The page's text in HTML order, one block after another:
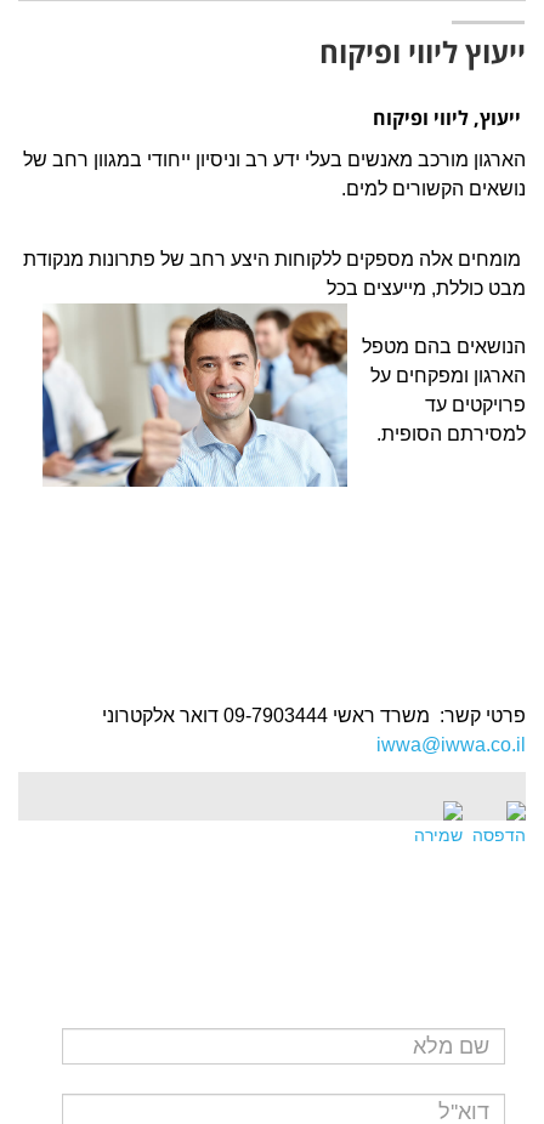
ייעוץ ליווי ופיקוח
ייעוץ, ליווי ופיקוח
הארגון מורכב מאנשים בעלי ידע רב וניסיון ייחודי במגוון רחב של
נושאים הקשורים למים.
מומחים אלה מספקים ללקוחות היצע רחב של פתרונות מנקודת
מבט כוללת, מייעצים בכל
הנושאים בהם מטפל
הארגון ומפקחים על
פרויקטים עד
למסירתם הסופית.
פרטי קשר: משרד ראשי 09-7903444 דואר אלקטרוני
iwwa@iwwa.co.il
הדפסה שמירה